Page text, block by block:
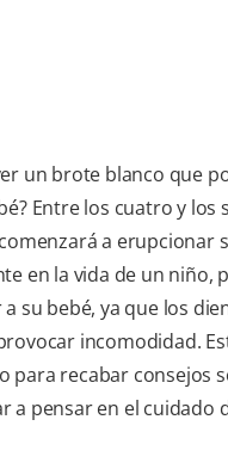
un brote blanco que
Entre los cuatro y los
a erupcionar
en la vida de un niño,
su bebé, ya que los
incomodidad.
para recabar consejos
a pensar en el cuidado